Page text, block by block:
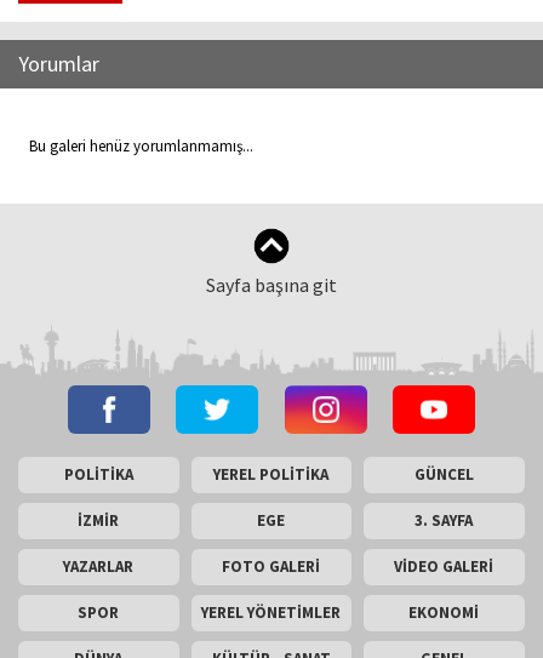
Yorumlar
Bu galeri henüz yorumlanmamış...
Sayfa başına git
POLİTİKA YEREL POLİTİKA GÜNCEL
İZMİR EGE 3. SAYFA
YAZARLAR FOTO GALERİ VİDEO GALERİ
SPOR YEREL YÖNETİMLER EKONOMİ